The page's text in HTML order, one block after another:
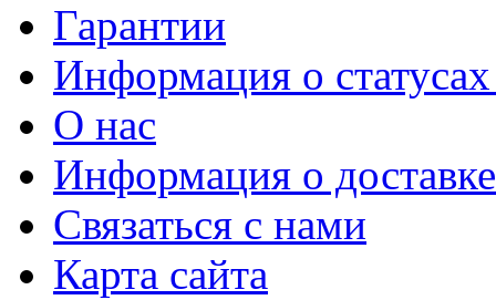
Гарантии
Информация о статусах
О нас
Информация о доставке
Связаться с нами
Карта сайта